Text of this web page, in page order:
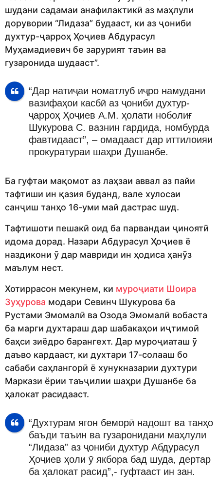
шудани садамаи анафилактикӣ аз маҳлули
дорувории “Лидаза” будааст, ки аз ҷониби
духтур-ҷарроҳ Ҳоҷиев Абдурасул
Муҳамадиевич бе зарурият таъин ва
гузаронида шудааст”.
“Дар натиҷаи номатлуб иҷро намудани
вазифаҳои касбӣ аз ҷониби духтур-
ҷарроҳ Ҳоҷиев А.М. ҳолати ноболиғ
Шукурова С. вазнин гардида, номбурда
фавтидааст”, – омадааст дар иттилоияи
прокуратураи шаҳри Душанбе.
Ба гуфтаи мақомот аз лаҳзаи аввал аз пайи
тафтиши ин қазия буданд, вале хулосаи
санҷиш танҳо 16-уми май дастрас шуд.
Тафтишоти пешакӣ оид ба парвандаи ҷиноятӣ
идома дорад. Назари Абдурасул Ҳоҷиев ё
наздикони ӯ дар мавриди ин ҳодиса ҳанӯз
маълум нест.
Хотиррасон мекунем, ки муроҷиати Шоира
Зуҳурова модари Севинч Шукурова ба
Рустами Эмомалӣ ва Озода Эмомалӣ вобаста
ба марги духтараш дар шабакаҳои иҷтимоӣ
баҳси зиёдро барангехт. Дар муроҷиаташ ӯ
даъво кардааст, ки духтари 17-солааш бо
сабаби саҳлангорӣ ё хунукназарии духтури
Маркази ёрии таъҷилии шаҳри Душанбе ба
ҳалокат расидааст.
“Духтурам ягон беморӣ надошт ва танҳо
баъди таъин ва гузаронидани маҳлули
“Лидаза” аз ҷониби духтур Абдурасул
Ҳоҷиев ҳоли ӯ якбора бад шуда, дертар
ба ҳалокат расид”,- гуфтааст ин зан.